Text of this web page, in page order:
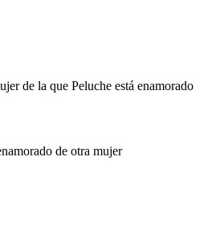
de la que Peluche está enamorado
de otra mujer